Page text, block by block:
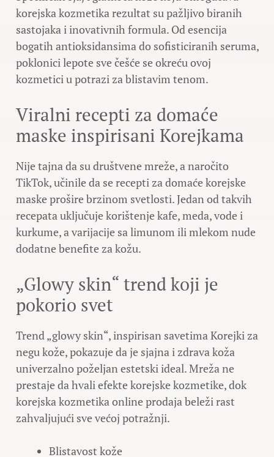
korejska kozmetika rezultat su pažljivo biranih
sastojaka i inovativnih formula. Od esencija
bogatih antioksidansima do sofisticiranih seruma,
poklonici lepote sve češće se okreću ovoj
kozmetici u potrazi za blistavim tenom.
Viralni recepti za domaće
maske inspirisani Korejkama
Nije tajna da su društvene mreže, a naročito
TikTok, učinile da se recepti za domaće korejske
maske prošire brzinom svetlosti. Jedan od takvih
recepata uključuje korištenje kafe, meda, vode i
kurkume, a varijacije sa limunom ili mlekom nude
dodatne benefite za kožu.
„Glowy skin“ trend koji je
pokorio svet
Trend „glowy skin“, inspirisan savetima Korejki za
negu kože, pokazuje da je sjajna i zdrava koža
univerzalno poželjan estetski ideal. Mreža ne
prestaje da hvali efekte korejske kozmetike, dok
korejska kozmetika online prodaja beleži rast
zahvaljujući sve većoj potražnji.
Blistavost kože